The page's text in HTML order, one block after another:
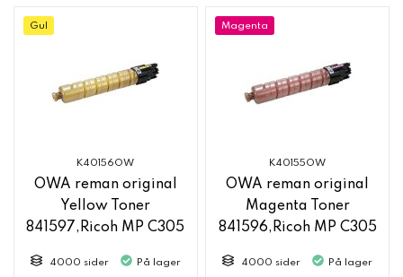
Gul
K40156OW
OWA reman original
Yellow Toner
841597,Ricoh MP C305
4000 sider På lager
Magenta
K40155OW
OWA reman original
Magenta Toner
841596,Ricoh MP C305
4000 sider På lager